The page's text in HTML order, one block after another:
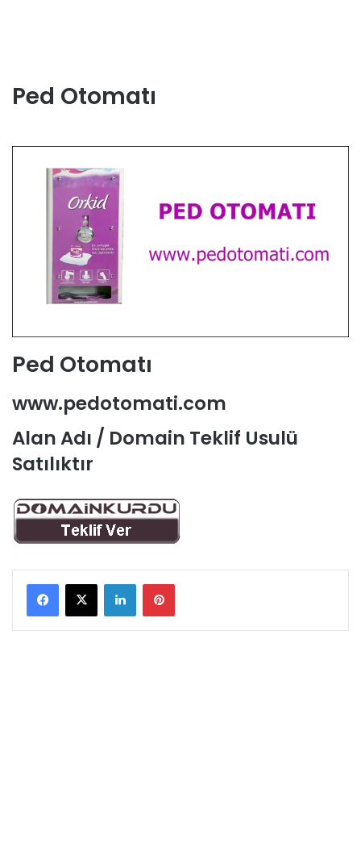
Ped Otomatı
Ped Otomatı
www.pedotomati.com
Alan Adı / Domain Teklif Usulü
Satılıktır
LinkedInPinterest